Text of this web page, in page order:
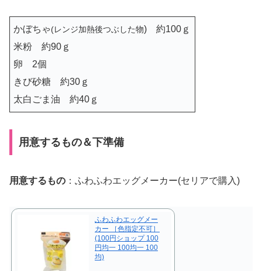
かぼちゃ(レンジ加熱後つぶした物) 約100ｇ
米粉 約90ｇ
卵 2個
きび砂糖 約30ｇ
太白ごま油 約40ｇ
用意するもの＆下準備
用意するもの ：ふわふわエッグメーカー(セリアで購入)
ふわふわエッグメー
カー ［色指定不可］
(100円ショップ 100
円均一 100均一 100
均)